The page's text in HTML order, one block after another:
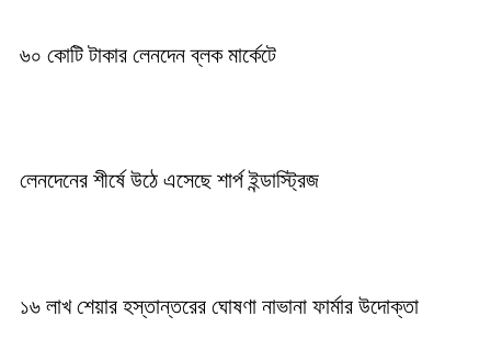
৬০ কোটি টাকার লেনদেন ব্লক মার্কেটে
লেনদেনের শীর্ষে উঠে এসেছে শার্প ইন্ডাস্ট্রিজ
১৬ লাখ শেয়ার হস্তান্তরের ঘোষণা নাভানা ফার্মার উদোক্তা